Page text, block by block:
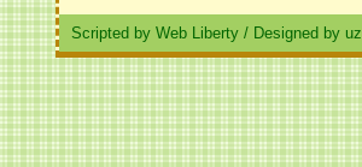
Scripted by Web Liberty / Designed by uz